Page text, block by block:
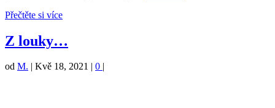
Přečtěte si více
Z louky…
od M. Kvě 18, 2021 0